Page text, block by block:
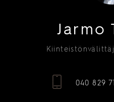
Jarmo
040 829